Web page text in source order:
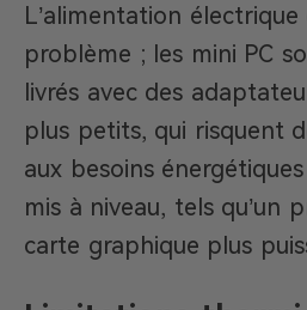
L’alimentation
problème ; les mini PC
livrés avec des
plus petits, qui risquent
aux besoins
mis à niveau, tels qu’un
carte graphique plus